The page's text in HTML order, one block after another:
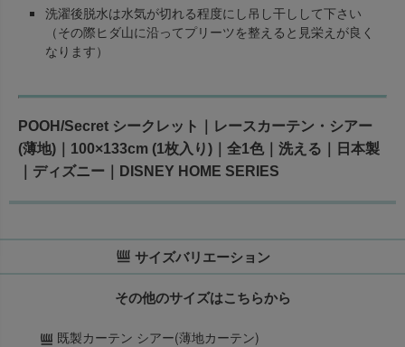
洗濯後脱水は水気が切れる程度にし吊し干しして下さい
（その際ヒダ山に沿ってプリーツを整えると見栄えが良く
なります）
POOH/Secret シークレット｜レースカーテン・シアー
(薄地)｜100×133cm (1枚入り)｜全1色｜洗える｜日本製
｜ディズニー｜DISNEY HOME SERIES
サイズバリエーション
その他のサイズはこちらから
既製カーテン シアー(薄地カーテン)